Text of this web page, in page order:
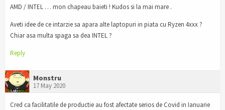
AMD / INTEL … mon chapeau baieti ! Kudos si la mai mare .
Aveti idee de ce intarzie sa apara alte laptopuri in piata cu Ryzen 4xxx ?
Chiar asa multa spaga sa dea INTEL ?
Reply
Monstru
17 May 2020
Cred ca facilitatile de productie au fost afectate serios de Covid in Ianuarie